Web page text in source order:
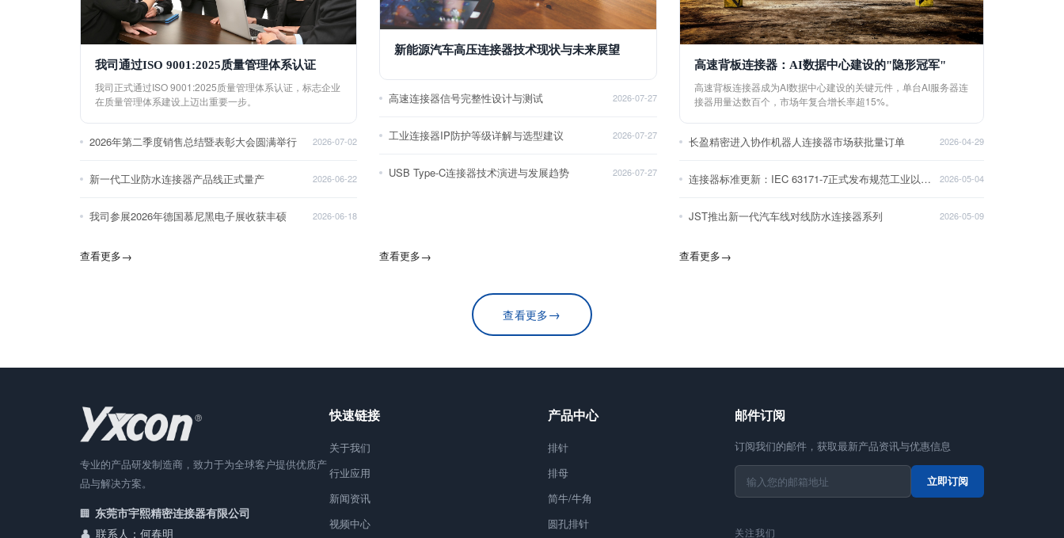
我司通过ISO 9001:2025质量管理体系认证
我司正式通过ISO 9001:2025质量管理体系认证，标志企业
在质量管理体系建设上迈出重要一步。
2026年第二季度销售总结暨表彰大会圆满举行 2026-07-02
新一代工业防水连接器产品线正式量产 2026-06-22
我司参展2026年德国慕尼黑电子展收获丰硕 2026-06-18
查看更多→
新能源汽车高压连接器技术现状与未来展望
高速连接器信号完整性设计与测试 2026-07-27
工业连接器IP防护等级详解与选型建议 2026-07-27
USB Type-C连接器技术演进与发展趋势 2026-07-27
查看更多→
高速背板连接器：AI数据中心建设的"隐形冠军"
高速背板连接器成为AI数据中心建设的关键元件，单台AI服务器连
接器用量达数百个，市场年复合增长率超15%。
长盈精密进入协作机器人连接器市场获批量订单 2026-04-29
连接器标准更新：IEC 63171-7正式发布规范工业以太网接口 2026-05-04
JST推出新一代汽车线对线防水连接器系列 2026-05-09
查看更多→
查看更多→
专业的产品研发制造商，致力于为全球客户提供优质产
品与解决方案。
东莞市宇熙精密连接器有限公司
联系人：何春明
快速链接
关于我们
行业应用
新闻资讯
视频中心
产品中心
排针
排母
简牛/牛角
圆孔排针
邮件订阅
订阅我们的邮件，获取最新产品资讯与优惠信息
立即订阅
关注我们